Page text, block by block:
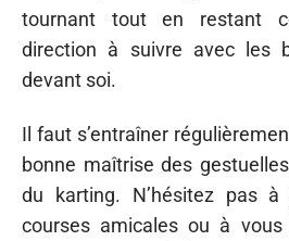
tournant tout en restant
direction à suivre avec les
devant soi.
Il faut s’entraîner
bonne maîtrise des
du karting. N’hésitez pas
courses amicales ou à